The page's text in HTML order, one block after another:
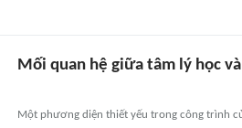
Mối quan hệ giữa tâm lý học
Một phương diện thiết yếu trong công trình